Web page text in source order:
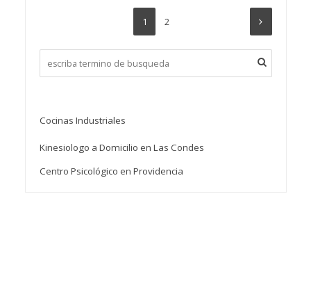
1 2
Cocinas Industriales
Kinesiologo a Domicilio en Las Condes
Centro Psicológico en Providencia